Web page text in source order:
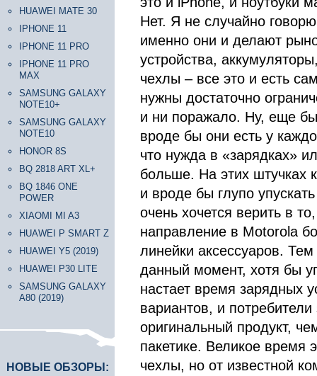
HUAWEI MATE 30
IPHONE 11
IPHONE 11 PRO
IPHONE 11 PRO
MAX
SAMSUNG GALAXY
NOTE10+
SAMSUNG GALAXY
NOTE10
HONOR 8S
BQ 2818 ART XL+
BQ 1846 ONE
POWER
XIAOMI MI A3
HUAWEI P SMART Z
HUAWEI Y5 (2019)
HUAWEI P30 LITE
SAMSUNG GALAXY
A80 (2019)
НОВЫЕ ОБЗОРЫ:
Нет. Я не случайно
именно они и делают
устройства,
чехлы – все это и есть
нужны достаточно
и ни поражало. Ну, еще
вроде бы они есть у
что нужда в «зарядках»
больше. На этих штучках
и вроде бы глупо
очень хочется верить в
направление в Motorola
линейки аксессуаров.
данный момент, хотя бы
настает время зарядных
вариантов, и
оригинальный продукт,
пакетике. Великое время
чехлы, но от известной